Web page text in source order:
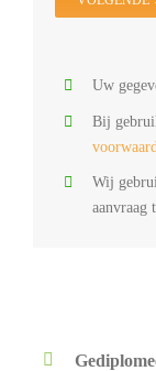
Uw
Bij
Wij
aanvraag